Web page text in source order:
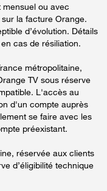
ou avec
la facture Orange.
d’évolution. Détails
cas de résiliation.
métropolitaine,
TV sous réserve
L'accès au
d'un compte auprès
se faire avec les
préexistant.
réservée aux clients
d’éligibilité technique